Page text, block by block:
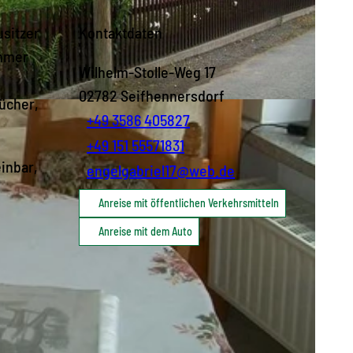
Kontaktdaten
Wilhelm-Stolle-Weg 17
02782Seifhennersdorf
+49 3586 405827
+49 151 55571831
engelgabriel17@web.de
Anreise mit öffentlichen Verkehrsmitteln
Anreise mit dem Auto